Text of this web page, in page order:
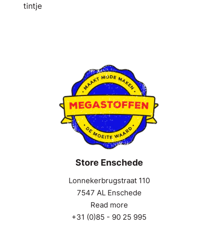
tintje
Store Enschede
Lonnekerbrugstraat 110
7547 AL Enschede
Read more
+31 (0)85 - 90 25 995